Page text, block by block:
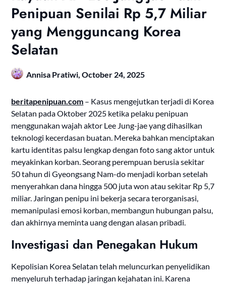
Penipuan Senilai Rp 5,7 Miliar
yang Mengguncang Korea
Selatan
Annisa Pratiwi,October 24, 2025
beritapenipuan.com – Kasus mengejutkan terjadi di Korea
Selatan pada Oktober 2025 ketika pelaku penipuan
menggunakan wajah aktor Lee Jung-jae yang dihasilkan
teknologi kecerdasan buatan. Mereka bahkan menciptakan
kartu identitas palsu lengkap dengan foto sang aktor untuk
meyakinkan korban. Seorang perempuan berusia sekitar
50 tahun di Gyeongsang Nam-do menjadi korban setelah
menyerahkan dana hingga 500 juta won atau sekitar Rp 5,7
miliar. Jaringan penipu ini bekerja secara terorganisasi,
memanipulasi emosi korban, membangun hubungan palsu,
dan akhirnya meminta uang dengan alasan pribadi.
Investigasi dan Penegakan Hukum
Kepolisian Korea Selatan telah meluncurkan penyelidikan
menyeluruh terhadap jaringan kejahatan ini. Karena